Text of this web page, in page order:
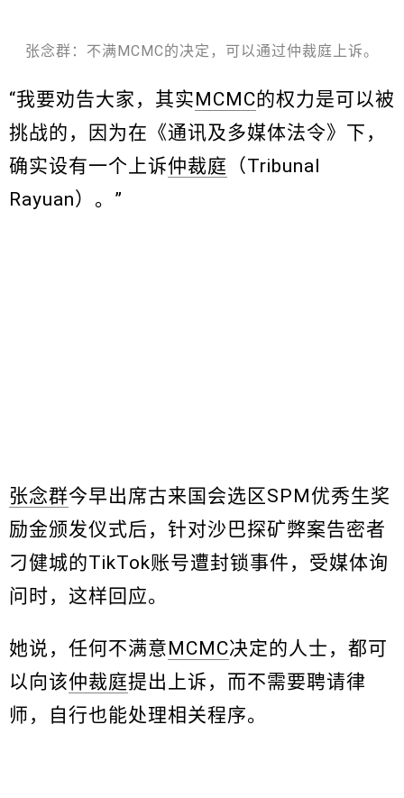
张念群：不满MCMC的决定，可以通过仲裁庭上诉。
“我要劝告大家，其实MCMC的权力是可以被
挑战的，因为在《通讯及多媒体法令》下，
确实设有一个上诉仲裁庭 （Tribunal
Rayuan）。”
张念群今早出席古来国会选区SPM优秀生奖
励金颁发仪式后，针对沙巴探矿弊案告密者
刁健城的TikTok账号遭封锁事件，受媒体询
问时，这样回应。
她说，任何不满意MCMC决定的人士，都可
以向该仲裁庭提出上诉，而不需要聘请律
师，自行也能处理相关程序。